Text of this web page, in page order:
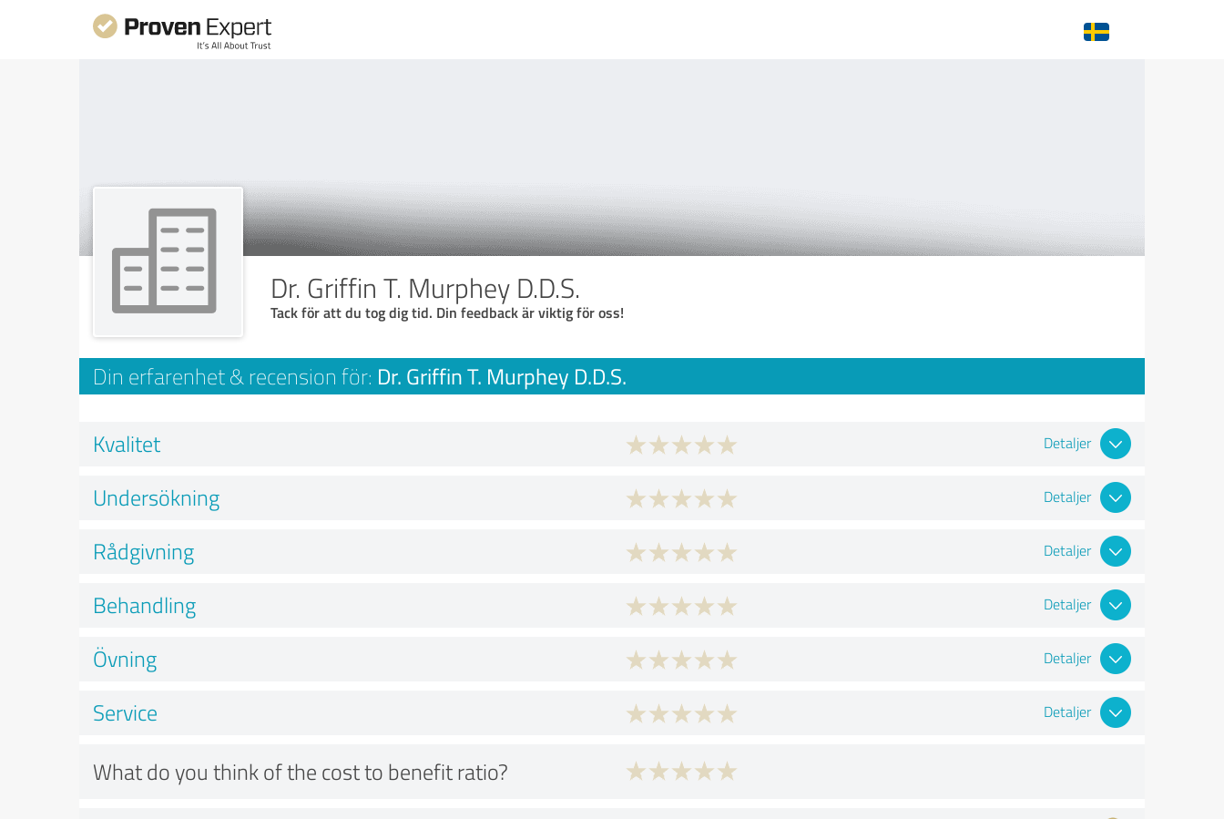
Dr. Griffin T. Murphey D.D.S.
Tack för att du tog dig tid. Din feedback är viktig för oss!
Din erfarenhet & recension för: Dr. Griffin T. Murphey D.D.S.
Kvalitet Detaljer
Undersökning Detaljer
Rådgivning Detaljer
Behandling Detaljer
Övning Detaljer
Service Detaljer
What do you think of the cost to benefit ratio?